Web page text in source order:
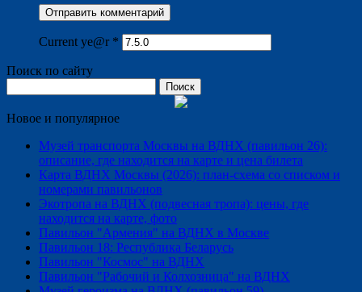
Current ye@r *
Поиск по сайту
Новое и популярное
Музей транспорта Москвы на ВДНХ (павильон 26):
описание, где находится на карте и цена билета
Карта ВДНХ Москвы (2026): план-схема со списком и
номерами павильонов
Экотропа на ВДНХ (подвесная тропа): цены, где
находится на карте, фото
Павильон "Армения" на ВДНХ в Москве
Павильон 18: Республика Беларусь
Павильон "Космос" на ВДНХ
Павильон "Рабочий и Колхозница" на ВДНХ